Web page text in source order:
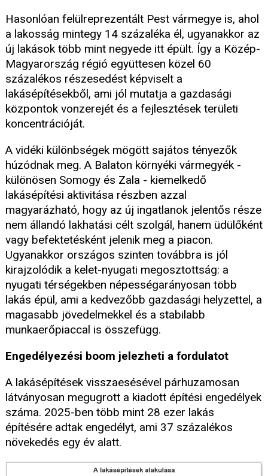
Hasonlóan felülreprezentált Pest vármegye is, ahol
a lakosság mintegy 14 százaléka él, ugyanakkor az
új lakások több mint negyede itt épült. Így a Közép-
Magyarország régió együttesen közel 60
százalékos részesedést képviselt a
lakásépítésekből, ami jól mutatja a gazdasági
központok vonzerejét és a fejlesztések területi
koncentrációját.
A vidéki különbségek mögött sajátos tényezők
húzódnak meg. A Balaton környéki vármegyék -
különösen Somogy és Zala - kiemelkedő
lakásépítési aktivitása részben azzal
magyarázható, hogy az új ingatlanok jelentős része
nem állandó lakhatási célt szolgál, hanem üdülőként
vagy befektetésként jelenik meg a piacon.
Ugyanakkor országos szinten továbbra is jól
kirajzolódik a kelet-nyugati megosztottság: a
nyugati térségekben népességarányosan több
lakás épül, ami a kedvezőbb gazdasági helyzettel, a
magasabb jövedelmekkel és a stabilabb
munkaerőpiaccal is összefügg.
Engedélyezési boom jelezheti a fordulatot
A lakásépítések visszaesésével párhuzamosan
látványosan megugrott a kiadott építési engedélyek
száma. 2025-ben több mint 28 ezer lakás
építésére adtak engedélyt, ami 37 százalékos
növekedés egy év alatt.